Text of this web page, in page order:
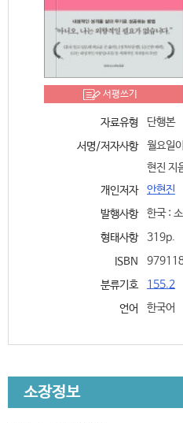
서평쓰기
자료유형
단행본
서명/저자사항
월요일
현진 지
개인저자
안현진
발행사항
한국 :
형태사항
319p.
ISBN
분류기호
155.2
언어
한국어
소장정보